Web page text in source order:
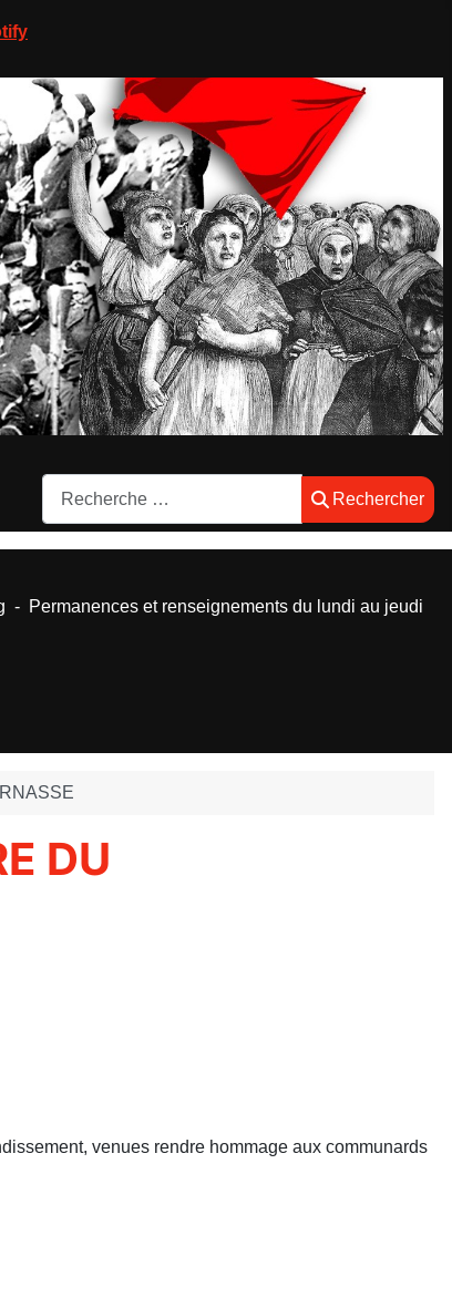
Rechercher
Rechercher
DU
venues rendre hommage aux communards
- Permanences et renseignements du lundi au jeudi